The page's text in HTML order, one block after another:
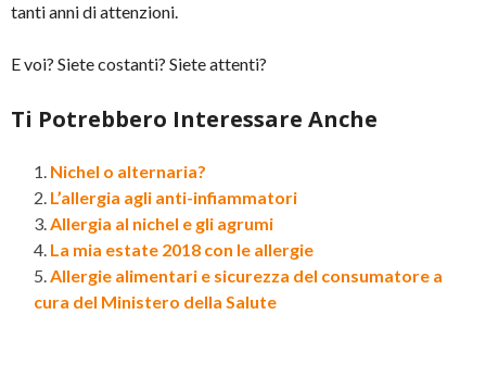
tanti anni di attenzioni.
E voi? Siete costanti? Siete attenti?
Ti Potrebbero Interessare Anche
Nichel o alternaria?
L’allergia agli anti-infiammatori
Allergia al nichel e gli agrumi
La mia estate 2018 con le allergie
Allergie alimentari e sicurezza del consumatore a
cura del Ministero della Salute